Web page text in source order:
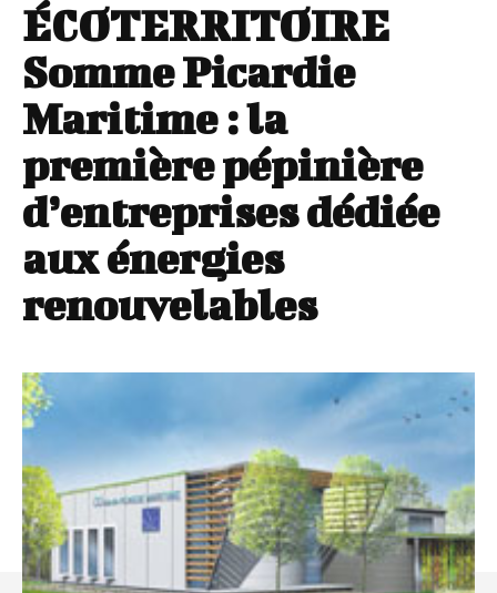
ÉCOTERRITOIRE
Somme Picardie
Maritime : la
première pépinière
d’entreprises dédiée
aux énergies
renouvelables